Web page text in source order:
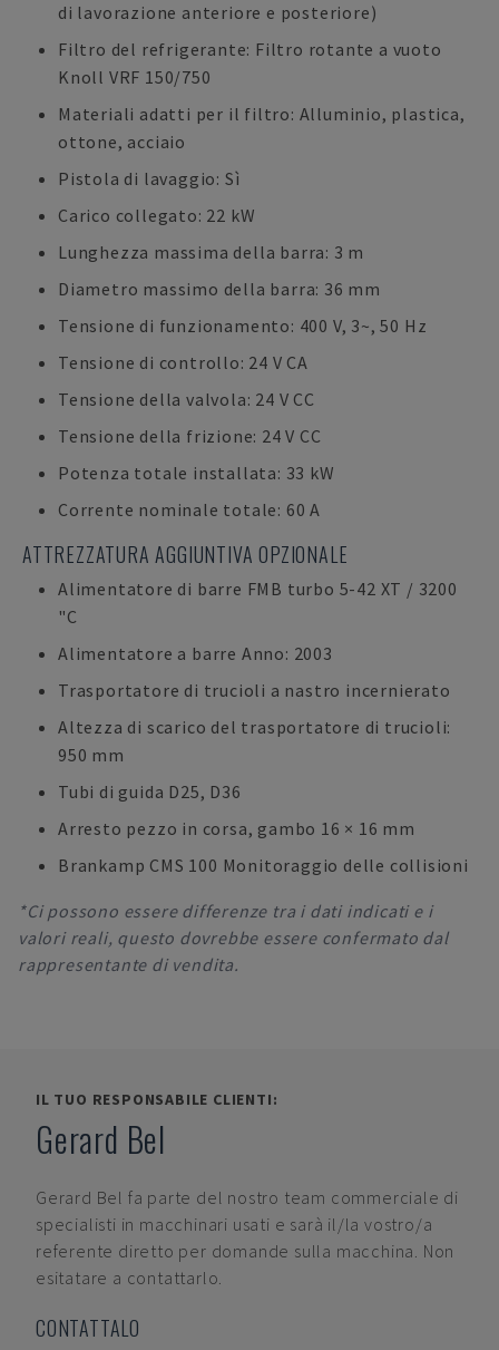
di lavorazione anteriore e posteriore)
Filtro del refrigerante: Filtro rotante a vuoto
Knoll VRF 150/750
Materiali adatti per il filtro: Alluminio, plastica,
ottone, acciaio
Pistola di lavaggio: Sì
Carico collegato: 22 kW
Lunghezza massima della barra: 3 m
Diametro massimo della barra: 36 mm
Tensione di funzionamento: 400 V, 3~, 50 Hz
Tensione di controllo: 24 V CA
Tensione della valvola: 24 V CC
Tensione della frizione: 24 V CC
Potenza totale installata: 33 kW
Corrente nominale totale: 60 A
ATTREZZATURA AGGIUNTIVA OPZIONALE
Alimentatore di barre FMB turbo 5-42 XT / 3200
"C
Alimentatore a barre Anno: 2003
Trasportatore di trucioli a nastro incernierato
Altezza di scarico del trasportatore di trucioli:
950 mm
Tubi di guida D25, D36
Arresto pezzo in corsa, gambo 16 × 16 mm
Brankamp CMS 100 Monitoraggio delle collisioni
*Ci possono essere differenze tra i dati indicati e i
valori reali, questo dovrebbe essere confermato dal
rappresentante di vendita.
IL TUO RESPONSABILE CLIENTI:
Gerard Bel
Gerard Bel fa parte del nostro team commerciale di
specialisti in macchinari usati e sarà il/la vostro/a
referente diretto per domande sulla macchina. Non
esitatare a contattarlo.
CONTATTALO